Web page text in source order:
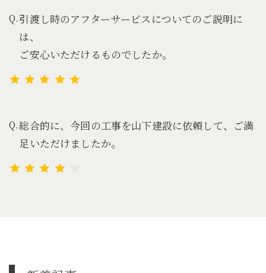
引渡し時のアフターサービスについてのご説明に
は、
ご安心いただけるものでしたか。
総合的に、今回の工事を山下建設に依頼して、ご満
足いただけましたか。